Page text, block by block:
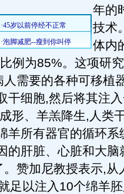
年的
技术
体内
例为85%。这项研
人需要的各种可移植
干细胞,然后将其注
形、羊羔降生,人类
羊所有器官的循环系
的肝脏、心脏和大脑
。赞加尼教授表示,
足以注入10个绵羊